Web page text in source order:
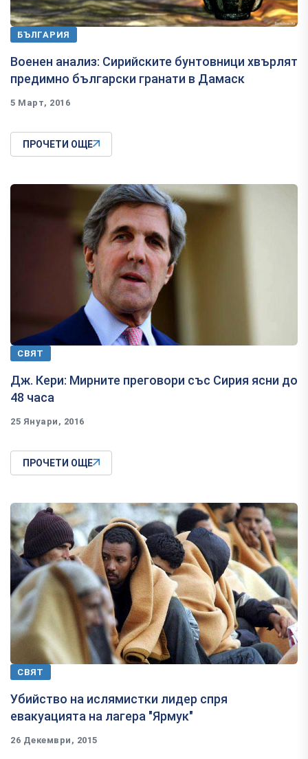
БЪЛГАРИЯ
Военен анализ: Сирийските бунтовници хвърлят
предимно български гранати в Дамаск
5 Март, 2016
ПРОЧЕТИ ОЩЕ
СВЯТ
Дж. Кери: Мирните преговори със Сирия ясни до
48 часа
25 Януари, 2016
ПРОЧЕТИ ОЩЕ
СВЯТ
Убийство на ислямистки лидер спря
евакуацията на лагера "Ярмук"
26 Декември, 2015